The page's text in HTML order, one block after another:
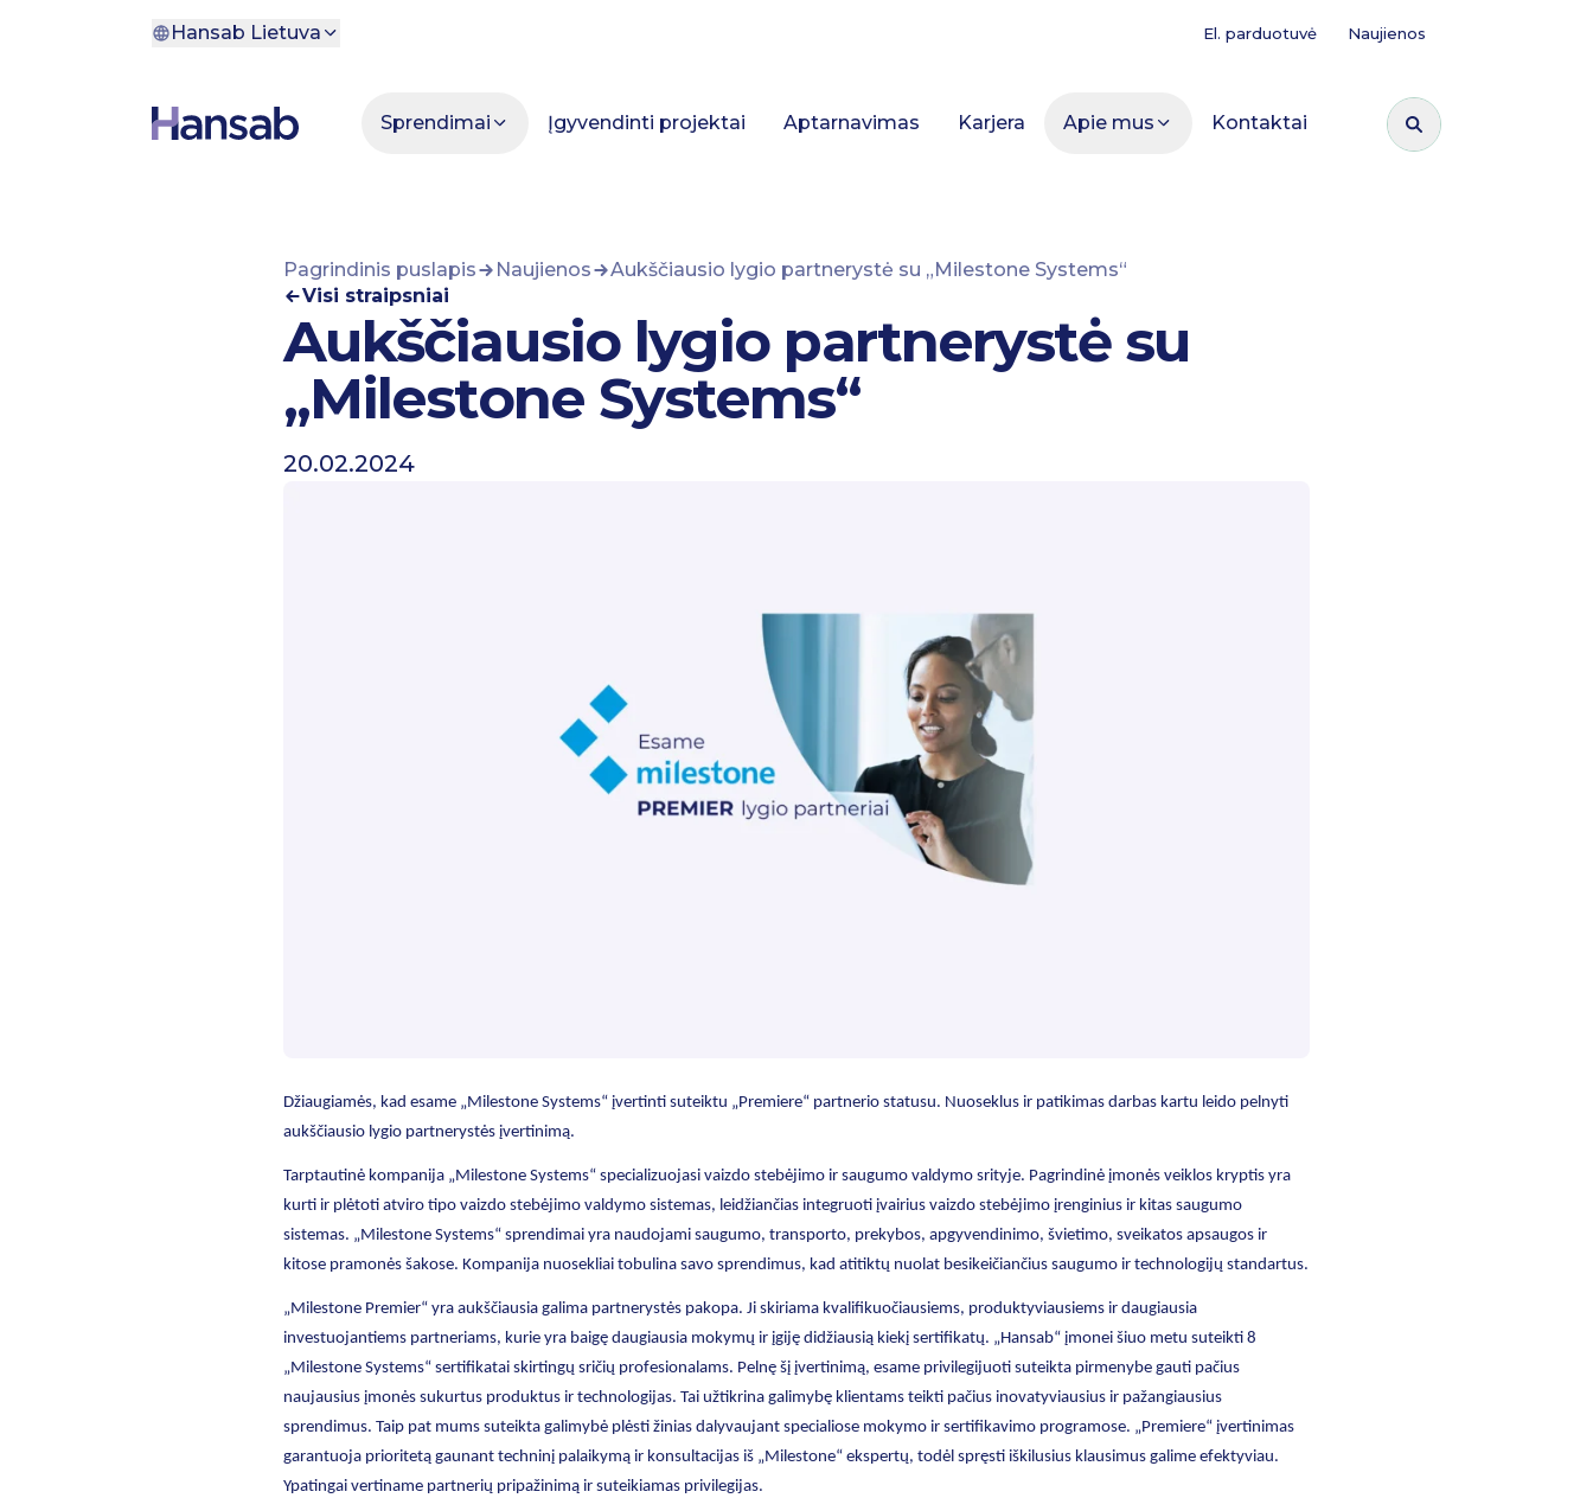
Hansab Lietuva
El. parduotuvė Naujienos
Sprendimai Įgyvendinti projektai Aptarnavimas Karjera Apie mus Kontaktai
Ieškoti:
Pagrindinis puslapis Naujienos
Aukščiausio lygio partnerystė su „Milestone Systems“
Visi straipsniai
Aukščiausio lygio partnerystė su
„Milestone Systems“
20.02.2024
Džiaugiamės, kad esame „Milestone Systems“ įvertinti suteiktu „Premiere“ partnerio statusu. Nuoseklus ir patikimas darbas kartu leido pelnyti
aukščiausio lygio partnerystės įvertinimą.
Tarptautinė kompanija „Milestone Systems“ specializuojasi vaizdo stebėjimo ir saugumo valdymo srityje. Pagrindinė įmonės veiklos kryptis yra
kurti ir plėtoti atviro tipo vaizdo stebėjimo valdymo sistemas, leidžiančias integruoti įvairius vaizdo stebėjimo įrenginius ir kitas saugumo
sistemas. „Milestone Systems“ sprendimai yra naudojami saugumo, transporto, prekybos, apgyvendinimo, švietimo, sveikatos apsaugos ir
kitose pramonės šakose. Kompanija nuosekliai tobulina savo sprendimus, kad atitiktų nuolat besikeičiančius saugumo ir technologijų standartus.
„Milestone Premier“ yra aukščiausia galima partnerystės pakopa. Ji skiriama kvalifikuočiausiems, produktyviausiems ir daugiausia
investuojantiems partneriams, kurie yra baigę daugiausia mokymų ir įgiję didžiausią kiekį sertifikatų. „Hansab“ įmonei šiuo metu suteikti 8
„Milestone Systems“ sertifikatai skirtingų sričių profesionalams. Pelnę šį įvertinimą, esame privilegijuoti suteikta pirmenybe gauti pačius
naujausius įmonės sukurtus produktus ir technologijas. Tai užtikrina galimybę klientams teikti pačius inovatyviausius ir pažangiausius
sprendimus. Taip pat mums suteikta galimybė plėsti žinias dalyvaujant specialiose mokymo ir sertifikavimo programose. „Premiere“ įvertinimas
garantuoja prioritetą gaunant techninį palaikymą ir konsultacijas iš „Milestone“ ekspertų, todėl spręsti iškilusius klausimus galime efektyviau.
Ypatingai vertiname partnerių pripažinimą ir suteikiamas privilegijas.